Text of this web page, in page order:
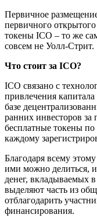
Первичное
первичного
токены ICO – то же
совсем не Уолл-Стрит.
Что стоит за ICO?
ICO связано с
привлечения
базе
ранних инвесторов
бесплатные токены
каждому
Благодаря всему
ими можно делиться,
денег, вкладываемых
выделяют часть из
отблагодарить
финансирования.